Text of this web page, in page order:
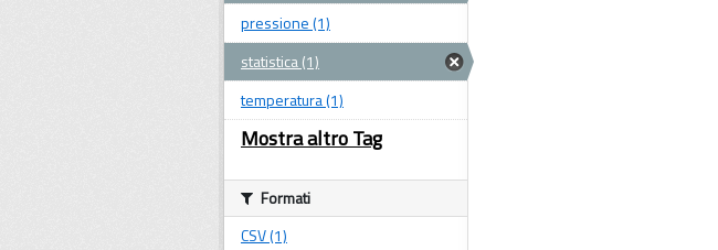
pressione (1)
statistica (1)
temperatura (1)
Mostra altro Tag
Formati
CSV (1)